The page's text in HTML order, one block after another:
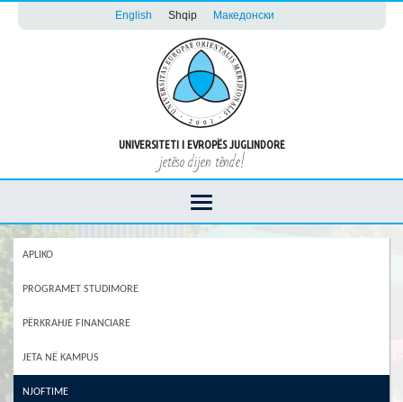
English Shqip Македонски
UNIVERSITETI I EVROPËS JUGLINDORE
jetëso dijen tënde!
APLIKO
PROGRAMET STUDIMORE
PËRKRAHJE FINANCIARE
JETA NË KAMPUS
NJOFTIME